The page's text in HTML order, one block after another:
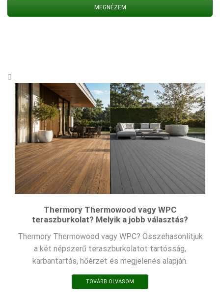
MEGNÉZEM
Thermory Thermowood vagy WPC
teraszburkolat? Melyik a jobb választás?
Thermory Thermowood vagy WPC? Összehasonlítjuk
a két népszerű teraszburkolatot tartósság,
karbantartás, hőérzet és megjelenés alapján.
TOVÁBB OLVASOM